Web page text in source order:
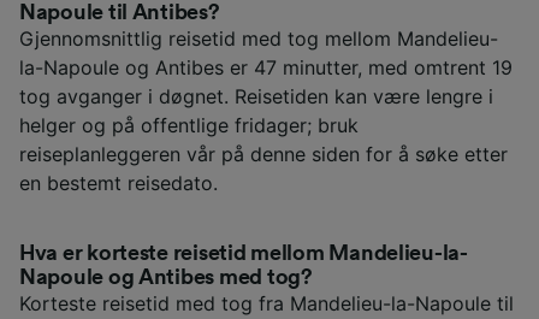
Napoule til Antibes?
Gjennomsnittlig reisetid med tog mellom Mandelieu-
la-Napoule og Antibes er 47 minutter, med omtrent 19
tog avganger i døgnet. Reisetiden kan være lengre i
helger og på offentlige fridager; bruk
reiseplanleggeren vår på denne siden for å søke etter
en bestemt reisedato.
Hva er korteste reisetid mellom Mandelieu-la-
Napoule og Antibes med tog?
Korteste reisetid med tog fra Mandelieu-la-Napoule til